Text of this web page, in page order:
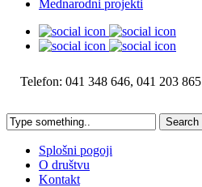
Mednarodni projekti
Telefon: 041 348 646, 041 203 865
Splošni pogoji
O društvu
Kontakt